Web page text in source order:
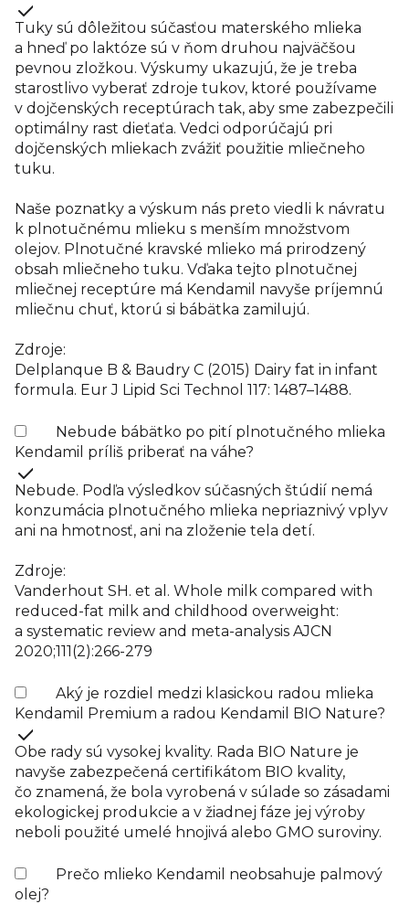
Tuky sú dôležitou súčasťou materského mlieka
a hneď po laktóze sú v ňom druhou najväčšou
pevnou zložkou. Výskumy ukazujú, že je treba
starostlivo vyberať zdroje tukov, ktoré používame
v dojčenských receptúrach tak, aby sme zabezpečili
optimálny rast dieťaťa. Vedci odporúčajú pri
dojčenských mliekach zvážiť použitie mliečneho
tuku.
Naše poznatky a výskum nás preto viedli k návratu
k plnotučnému mlieku s menším množstvom
olejov. Plnotučné kravské mlieko má prirodzený
obsah mliečneho tuku. Vďaka tejto plnotučnej
mliečnej receptúre má Kendamil navyše príjemnú
mliečnu chuť, ktorú si bábätka zamilujú.
Zdroje:
Delplanque B & Baudry C (2015) Dairy fat in infant
formula. Eur J Lipid Sci Technol 117: 1487–1488.
Nebude bábätko po pití plnotučného mlieka
Kendamil príliš priberať na váhe?
Nebude. Podľa výsledkov súčasných štúdií nemá
konzumácia plnotučného mlieka nepriaznivý vplyv
ani na hmotnosť, ani na zloženie tela detí.
Zdroje:
Vanderhout SH. et al. Whole milk compared with
reduced-fat milk and childhood overweight:
a systematic review and meta-analysis AJCN
2020;111(2):266-279
Aký je rozdiel medzi klasickou radou mlieka
Kendamil Premium a radou Kendamil BIO Nature?
Obe rady sú vysokej kvality. Rada BIO Nature je
navyše zabezpečená certifikátom BIO kvality,
čo znamená, že bola vyrobená v súlade so zásadami
ekologickej produkcie a v žiadnej fáze jej výroby
neboli použité umelé hnojivá alebo GMO suroviny.
Prečo mlieko Kendamil neobsahuje palmový
olej?